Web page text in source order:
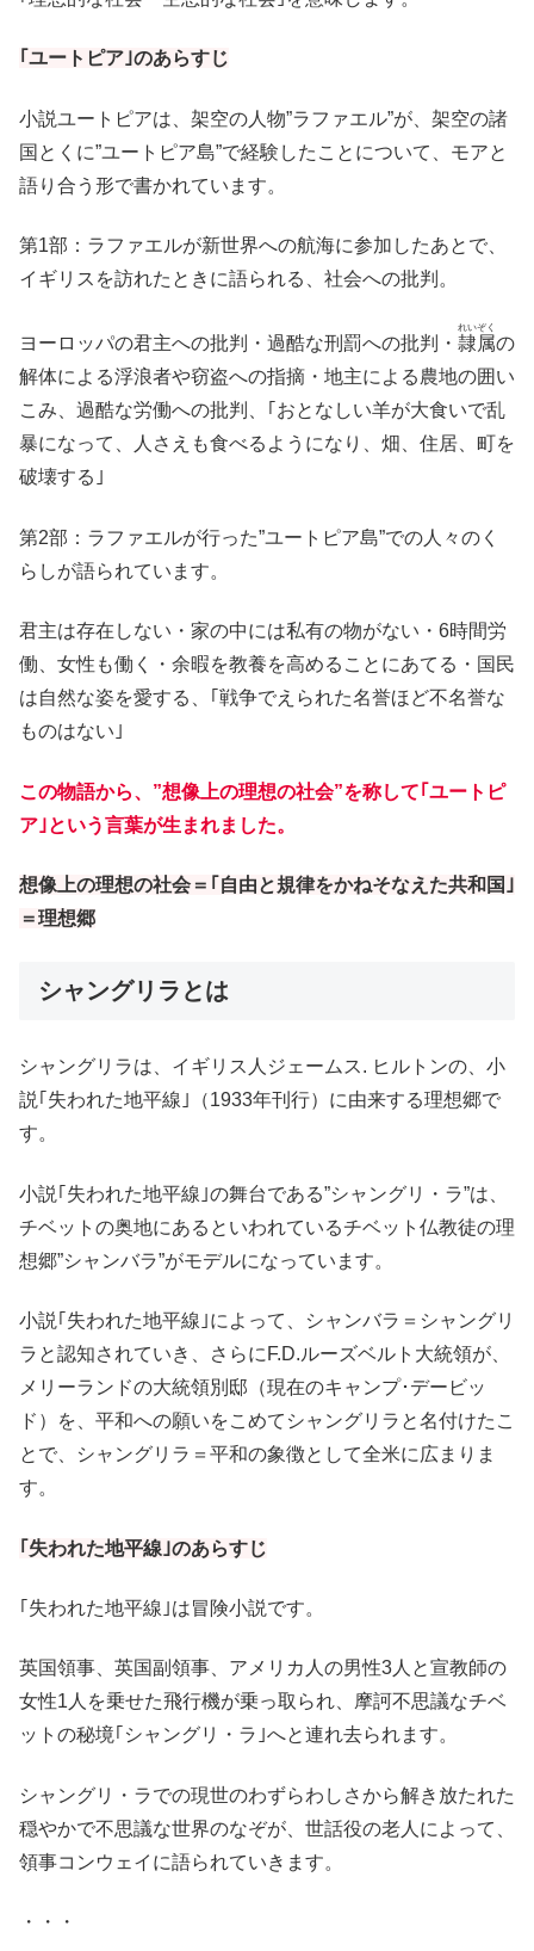
｢ユートピア｣のあらすじ
小説ユートピアは、架空の人物”ラファエル”が、架空の諸
国とくに”ユートピア島”で経験したことについて、モアと
語り合う形で書かれています。
第1部：ラファエルが新世界への航海に参加したあとで、
イギリスを訪れたときに語られる、社会への批判。
ヨーロッパの君主への批判・過酷な刑罰への批判・ 隷属
れいぞく
の
解体による浮浪者や窃盗への指摘・地主による農地の囲い
こみ、過酷な労働への批判、｢おとなしい羊が大食いで乱
暴になって、人さえも食べるようになり、畑、住居、町を
破壊する｣
第2部：ラファエルが行った”ユートピア島”での人々のく
らしが語られています。
君主は存在しない・家の中には私有の物がない・6時間労
働、女性も働く・余暇を教養を高めることにあてる・国民
は自然な姿を愛する、｢戦争でえられた名誉ほど不名誉な
ものはない｣
この物語から、”想像上の理想の社会”を称して｢ユートピ
ア｣という言葉が生まれました。
想像上の理想の社会＝｢自由と規律をかねそなえた共和国｣
＝理想郷
シャングリラとは
シャングリラは、イギリス人ジェームス. ヒルトンの、小
説｢失われた地平線｣（1933年刊行）に由来する理想郷で
す。
小説｢失われた地平線｣の舞台である”シャングリ・ラ”は、
チベットの奥地にあるといわれているチベット仏教徒の理
想郷”シャンバラ”がモデルになっています。
小説｢失われた地平線｣によって、シャンバラ＝シャングリ
ラと認知されていき、さらにF.D.ルーズベルト大統領が、
メリーランドの大統領別邸（現在のキャンプ･デービッ
ド）を、平和への願いをこめてシャングリラと名付けたこ
とで、シャングリラ＝平和の象徴として全米に広まりま
す。
｢失われた地平線｣のあらすじ
｢失われた地平線｣は冒険小説です。
英国領事、英国副領事、アメリカ人の男性3人と宣教師の
女性1人を乗せた飛行機が乗っ取られ、摩訶不思議なチベ
ットの秘境｢シャングリ・ラ｣へと連れ去られます。
シャングリ・ラでの現世のわずらわしさから解き放たれた
穏やかで不思議な世界のなぞが、世話役の老人によって、
領事コンウェイに語られていきます。
・・・